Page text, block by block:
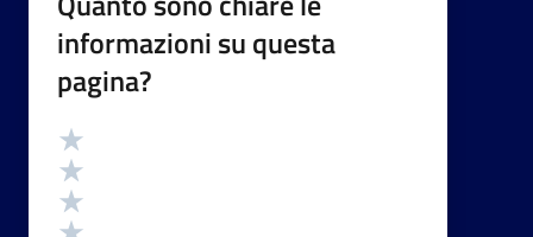
informazioni su questa
pagina?
Valutazione